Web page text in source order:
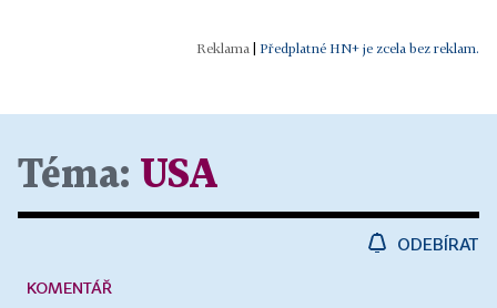
Předplatné HN+ je zcela bez reklam.
Téma: USA
ODEBÍRAT
KOMENTÁŘ